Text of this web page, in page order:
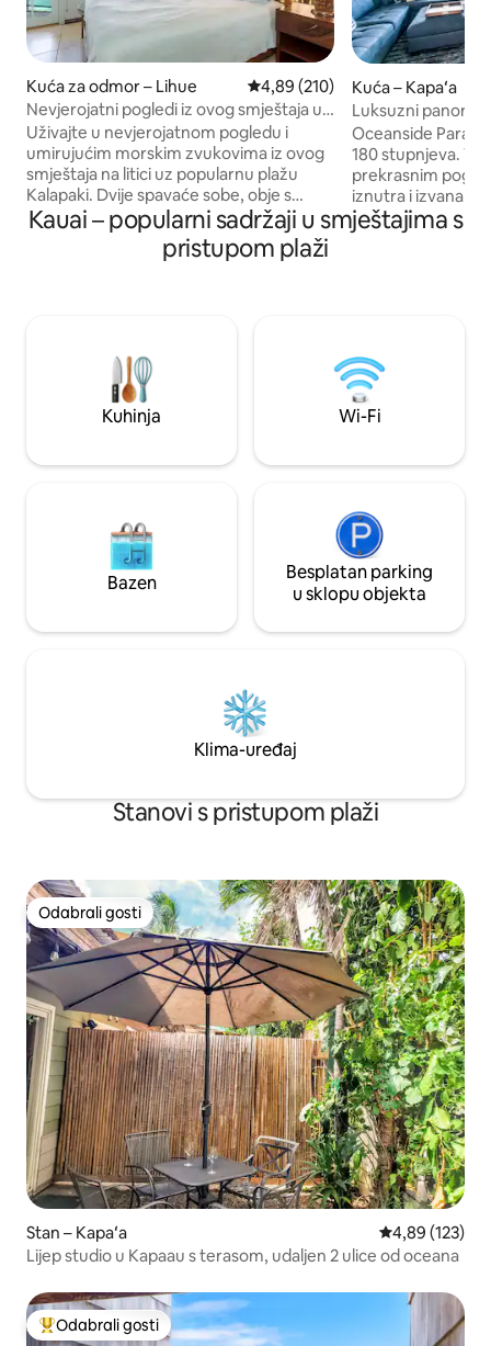
Kuća za odmor – Lihue Prosječna ocjena: 4,89/5,
4,89 (210)
Nevjerojatni pogledi iz ovog smještaja uz
ocean
Uživajte u nevjerojatnom pogledu i
umirujućim morskim zvukovima iz ovog
smještaja na litici uz popularnu plažu
Kalapaki. Dvije spavaće sobe, obje s
klima-uređajem te prekrasnim
pogledom na ocean i planine. Glavna
spavaća soba ima bračni krevet (širine
spektakularan pogled. Potpuno
opremljena kuhinja. Balkon lanai sa
stolom i stolicama za blagovanje na
otvorenom. Besplatan parking u ovoj
vas na plažu s restoranima i trgovinama
Kuća – Kapaʻa
Luksuzni
obalu u raju
Oceanside
180 stupnjeva. Veliki privatni Lanai s
prekrasnim
iznutra i izvana.
kitove, kornjače,
izlaze sunca. Koraci od plaže i na
nadsvođenim
apartmane,
roštilj, pristup
perilicu/sušilicu i
Kauai – popularni sadržaji u smještajima s
pristupom plaži
Kuhinja Wi-Fi
Bazen
Besplatan parking
u sklopu objekta
Klima-uređaj
Stanovi s pristupom plaži
Odabrali gosti
Odabrali gosti
Stan – Kapaʻa Prosječna
4,89 (123)
Lijep studio u Kapaau s terasom, udaljen 2 ulice od oceana
Među najviše rangiranima s oznakom „Odabrali gosti”
Odabrali gosti